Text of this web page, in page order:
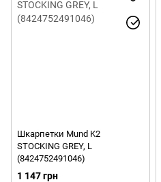
Шкарпетки Mund K2
STOCKING GREY, L
(8424752491046)
1 147 грн